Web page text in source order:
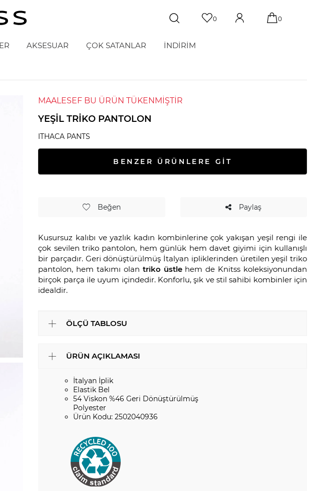
0 0
AKSESUAR ÇOK SATANLAR İNDİRİM
MAALESEF BU ÜRÜN TÜKENMİŞTİR
YEŞIL TRIKO PANTOLON
ITHACA PANTS
BENZER ÜRÜNLERE GİT
Beğen Paylaş
Kusursuz kalıbı ve yazlık kadın kombinlerine çok yakışan yeşil rengi ile
çok sevilen triko pantolon, hem günlük hem davet giyimi için kullanışlı
bir parçadır. Geri dönüştürülmüş İtalyan ipliklerinden üretilen yeşil triko
pantolon, hem takımı olan triko üstlehem de Knitss koleksiyonundan
birçok parça ile uyum içindedir. Konforlu, şık ve stil sahibi kombinler için
idealdir.
ÖLÇÜ TABLOSU
ÜRÜN AÇIKLAMASI
İtalyan İplik
Elastik Bel
54 Viskon %46 Geri Dönüştürülmüş
Polyester
Ürün Kodu: 2502040936